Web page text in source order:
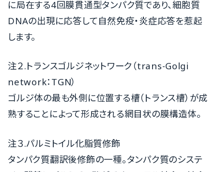
に局在する4回膜貫通型タンパク質であり、細胞質
DNAの出現に応答して自然免疫・炎症応答を惹起
します。
注２.トランスゴルジネットワーク（trans-Golgi
network：TGN）
ゴルジ体の最も外側に位置する槽（トランス槽）が成
熟することによって形成される網目状の膜構造体。
注３.パルミトイル化脂質修飾
タンパク質翻訳後修飾の一種。タンパク質のシステ